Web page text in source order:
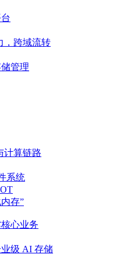
，跨域流转
管理
计算链路
系统
存”
心业务
级 AI 存储